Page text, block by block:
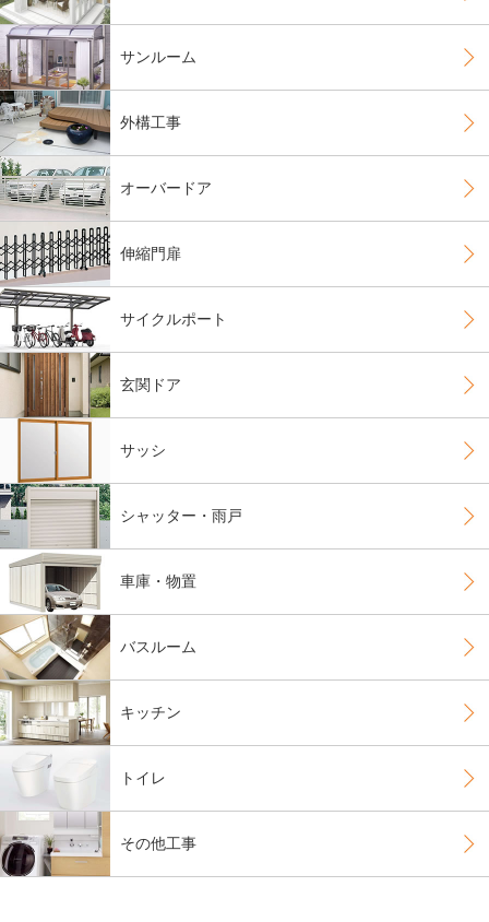
サンルーム
外構工事
オーバードア
伸縮門扉
サイクルポート
玄関ドア
サッシ
シャッター・雨戸
車庫・物置
バスルーム
キッチン
トイレ
その他工事